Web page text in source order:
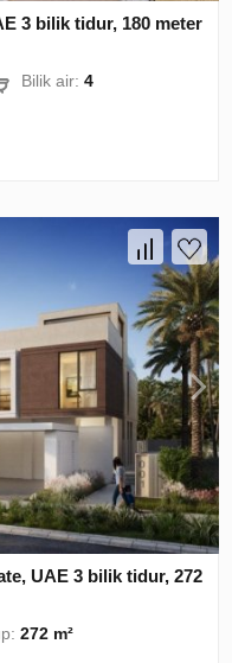
3 bilik tidur, 180 meter
Bilik air:4
UAE 3 bilik tidur, 272
272 m²